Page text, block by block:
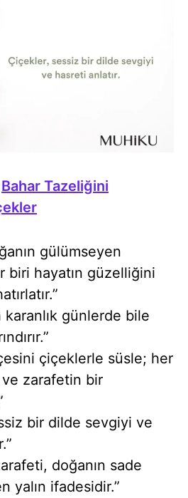
Bahar Tazeliğini
gülümseyen
biri hayatın güzelliğini
karanlık günlerde bile
çiçeklerle süsle; her
zarafetin bir
bir dilde sevgiyi ve
doğanın sade
yalın ifadesidir.”